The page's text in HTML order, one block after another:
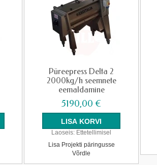
Püreepress Delta 2
2000kg/h seemnete
eemaldamine
5190,00 €
Laoseis: Ettetellimisel
Lisa Projekti päringusse
Võrdle